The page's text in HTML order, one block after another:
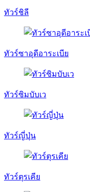
ทัวร์ชิลี
ทัวร์ซาอุดีอาระเบีย
ทัวร์ซิมบับเว
ทัวร์ญี่ปุ่น
ทัวร์ตุรเคีย